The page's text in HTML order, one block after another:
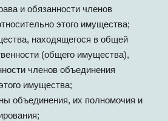
и обязанности членов
этого имущества;
находящегося в общей
(общего имущества),
членов объединения
имущества;
объединения, их полномочия и